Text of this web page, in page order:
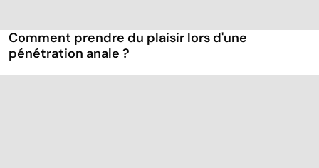
Comment prendre du plaisir lors d'une
pénétration anale ?